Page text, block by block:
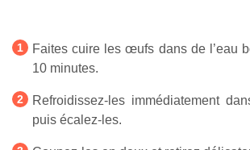
Faites cuire les œufs dans de l’eau
10 minutes.
Refroidissez-les immédiatement
puis écalez-les.